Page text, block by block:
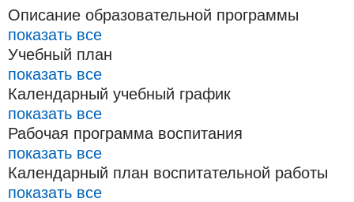
Описание образовательной программы
показать все
Учебный план
показать все
Календарный учебный график
показать все
Рабочая программа воспитания
показать все
Календарный план воспитательной работы
показать все